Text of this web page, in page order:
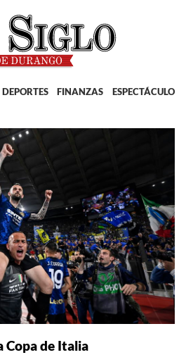
DEPORTES FINANZAS ESPECTÁCULOS
Copa de Italia